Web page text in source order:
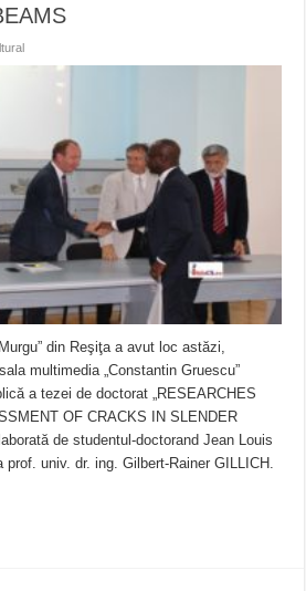
din Reşiţa a avut loc astăzi,
multimedia „Constantin Gruescu”
a tezei de doctorat „RESEARCHES
OF CRACKS IN SLENDER
de studentul-doctorand Jean Louis
univ. dr. ing. Gilbert-Rainer GILLICH.